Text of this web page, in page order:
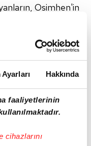
Hakkında
faaliyetlerinin
cihazlarını
Osimhen'in
ikna edemiyor.
bilerek görüşüyor.
Hangi